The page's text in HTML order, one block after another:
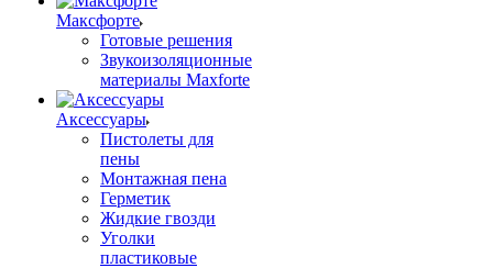
Максфорте
Готовые решения
Звукоизоляционные
материалы Maxforte
Аксессуары
Пистолеты для
пены
Монтажная пена
Герметик
Жидкие гвозди
Уголки
пластиковые